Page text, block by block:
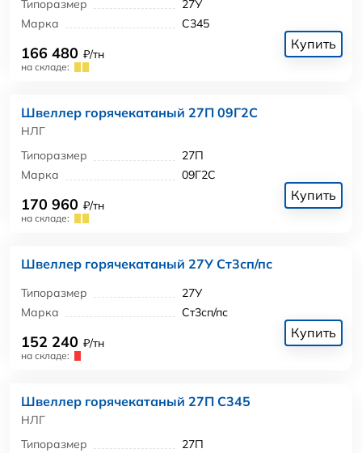
Типоразмер
27У
Марка
С345
166 480 ₽/тн
на складе:
Купить
Швеллер горячекатаный 27П 09Г2С
НЛГ
Типоразмер
27П
Марка
09Г2С
170 960 ₽/тн
на складе:
Купить
Швеллер горячекатаный 27У Ст3сп/пс
Типоразмер
27У
Марка
Ст3сп/пс
152 240 ₽/тн
на складе:
Купить
Швеллер горячекатаный 27П С345
НЛГ
Типоразмер
27П